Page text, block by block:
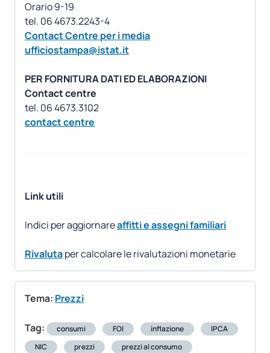
Orario 9-19
Contact Centre per i media
ufficiostampa@istat.it
PER FORNITURA DATI ED ELABORAZIONI
Contact centre
contact centre
Link utili
Indici per aggiornareaffitti e assegni familiari
Rivalutaper calcolare le rivalutazioni monetarie
Tema: Prezzi
Tag: consumi FOI inflazione
IPCA
NIC
prezzi
prezzi al consumo